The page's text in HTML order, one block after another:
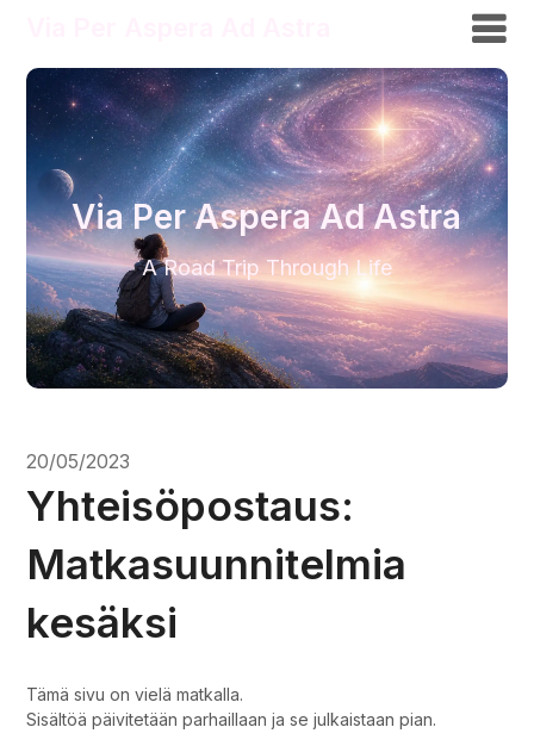
Via Per Aspera Ad Astra
A Road Trip Through Life
20/05/2023
Yhteisöpostaus:
Matkasuunnitelmia
kesäksi
Tämä sivu on vielä matkalla.
Sisältöä päivitetään parhaillaan ja se julkaistaan pian.